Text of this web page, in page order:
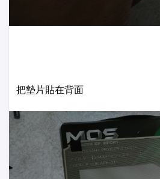
把墊片貼在背面